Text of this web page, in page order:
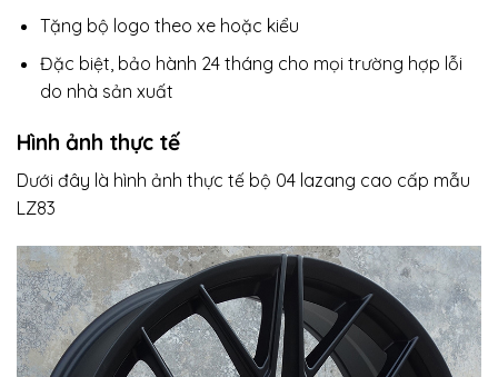
Tặng bộ logo theo xe hoặc kiểu
Đặc biệt, bảo hành 24 tháng cho mọi trường hợp lỗi
do nhà sản xuất
Hình ảnh thực tế
Dưới đây là hình ảnh thực tế bộ 04 lazang cao cấp mẫu
LZ83